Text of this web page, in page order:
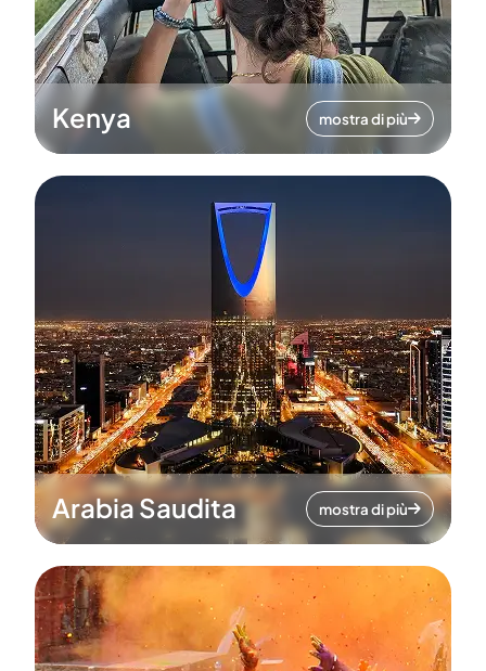
Kenya mostra di più
Arabia Saudita mostra di più